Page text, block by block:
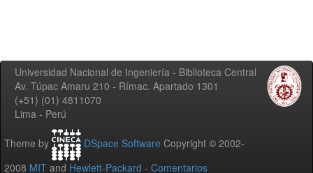
Universidad Nacional de Ingeniería - Biblioteca Central
Av. Túpac Amaru 210 - Rímac. Apartado 1301
(+51) (01) 4811070
Lima - Perú
Theme by DSpace Software Copyright © 2002-
2008 MIT and Hewlett-Packard - Comentarios